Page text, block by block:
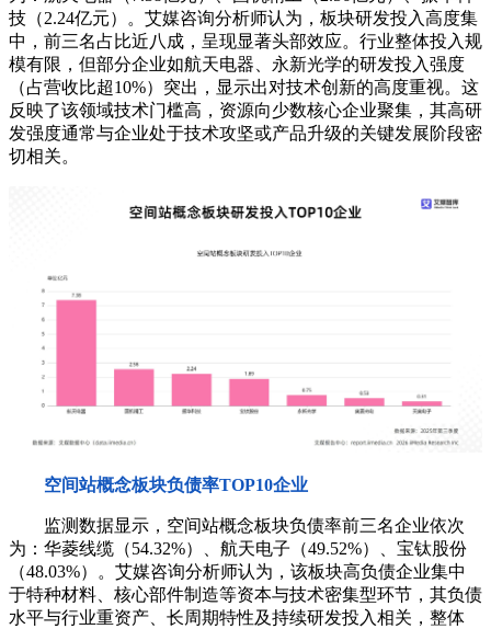
技（2.24亿元）。艾媒咨询分析师认为，板块研发投入高度集
中，前三名占比近八成，呈现显著头部效应。行业整体投入规
模有限，但部分企业如航天电器、永新光学的研发投入强度
（占营收比超10%）突出，显示出对技术创新的高度重视。这
反映了该领域技术门槛高，资源向少数核心企业聚集，其高研
发强度通常与企业处于技术攻坚或产品升级的关键发展阶段密
切相关。
空间站概念板块负债率TOP10企业
监测数据显示，空间站概念板块负债率前三名企业依次
为：华菱线缆（54.32%）、航天电子（49.52%）、宝钛股份
（48.03%）。艾媒咨询分析师认为，该板块高负债企业集中
于特种材料、核心部件制造等资本与技术密集型环节，其负债
水平与行业重资产、长周期特性及持续研发投入相关，整体